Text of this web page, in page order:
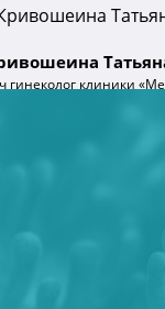
гинеколог клиники